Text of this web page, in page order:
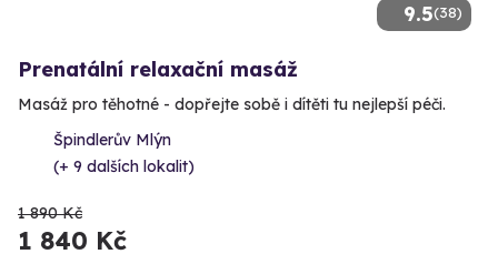
9.5(38)
Prenatální relaxační masáž
Masáž pro těhotné - dopřejte sobě i dítěti tu nejlepší péči.
Špindlerův Mlýn
(+ 9 dalších lokalit)
1 890 Kč
1 840 Kč